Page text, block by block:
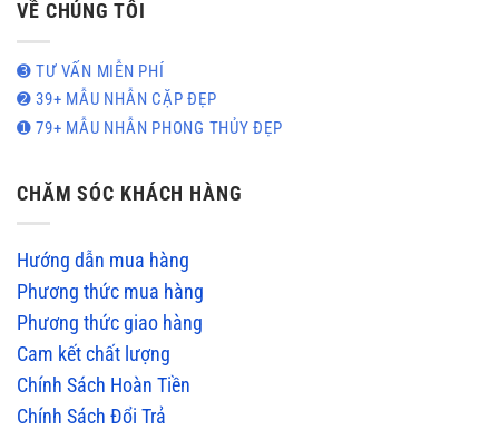
VỀ CHÚNG TÔI
➌ TƯ VẤN MIỄN PHÍ
➋ 39+ MẪU NHẪN CẶP ĐẸP
➊ 79+ MẪU NHẪN PHONG THỦY ĐẸP
CHĂM SÓC KHÁCH HÀNG
Hướng dẫn mua hàng
Phương thức mua hàng
Phương thức giao hàng
Cam kết chất lượng
Chính Sách Hoàn Tiền
Chính Sách Đổi Trả